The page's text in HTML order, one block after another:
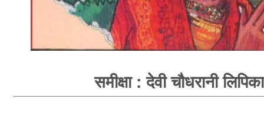
समीक्षा : देवी चौधरानी लिपिका